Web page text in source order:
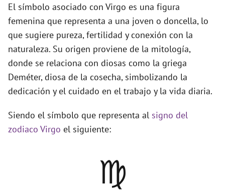
El símbolo asociado con Virgo es una figura
femenina que representa a una joven o doncella, lo
que sugiere pureza, fertilidad y conexión con la
naturaleza. Su origen proviene de la mitología,
donde se relaciona con diosas como la griega
Deméter, diosa de la cosecha, simbolizando la
dedicación y el cuidado en el trabajo y la vida diaria.
Siendo el símbolo que representa al signo del
zodiaco Virgo el siguiente:
♍